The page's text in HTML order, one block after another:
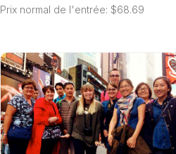
Prix normal de l'entrée: $68.69